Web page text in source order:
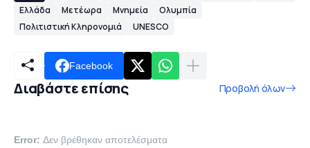
Ελλάδα
Μετέωρα Μνημεία
Ολυμπία
Πολιτιστική Κληρονομιά
UNESCO
Facebook
Διαβάστε επίσης Προβολή όλων
Error: Δεν βρέθηκαν αποτελέσματα